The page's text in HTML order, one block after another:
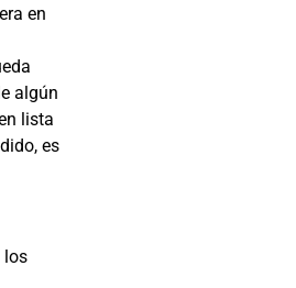
en
algún
lista
es
los